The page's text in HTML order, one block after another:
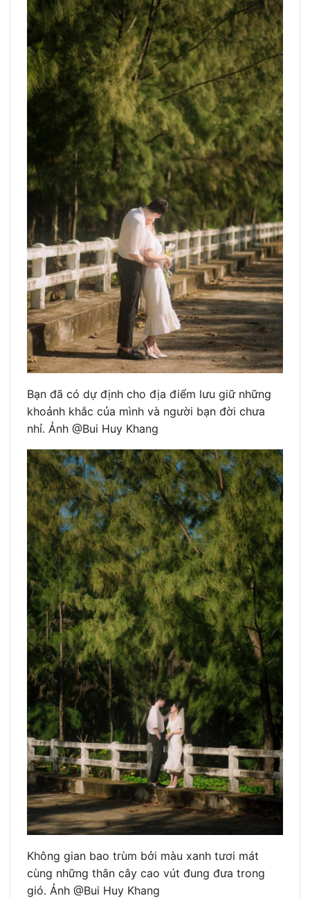
Bạn đã có dự định cho địa điểm lưu giữ những
khoảnh khắc của mình và người bạn đời chưa
nhỉ. Ảnh @Bui Huy Khang
Không gian bao trùm bởi màu xanh tươi mát
cùng những thân cây cao vút đung đưa trong
gió. Ảnh @Bui Huy Khang